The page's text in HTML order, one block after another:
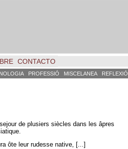
CONTACTO
PROFESSIÓ MISCELANEA REFLEXIÓ
sejour de plusiers siècles dans les âpres
ôte leur rudesse native, [...]